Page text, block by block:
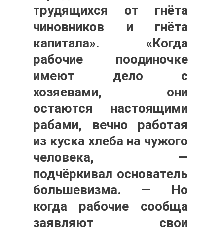
трудящихся от гнёта
чиновников и гнёта
капитала». «Когда
рабочие поодиночке
имеют дело с
хозяевами, они
остаются настоящими
рабами, вечно работая
из куска хлеба на чужого
человека, —
подчёркивал основатель
большевизма. — Но
когда рабочие сообща
заявляют свои